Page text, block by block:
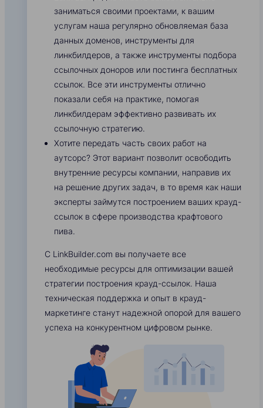
заниматься своими проектами, к вашим
услугам наша регулярно обновляемая база
данных доменов, инструменты для
линкбилдеров, а также инструменты подбора
ссылочных доноров или постинга бесплатных
ссылок. Все эти инструменты отлично
показали себя на практике, помогая
линкбилдерам эффективно развивать их
ссылочную стратегию.
Хотите передать часть своих работ на
аутсорс? Этот вариант позволит освободить
внутренние ресурсы компании, направив их
на решение других задач, в то время как наши
эксперты займутся построением ваших крауд-
ссылок в сфере производства крафтового
пива.
С LinkBuilder.com вы получаете все
необходимые ресурсы для оптимизации вашей
стратегии построения крауд-ссылок. Наша
техническая поддержка и опыт в крауд-
маркетинге станут надежной опорой для вашего
успеха на конкурентном цифровом рынке.